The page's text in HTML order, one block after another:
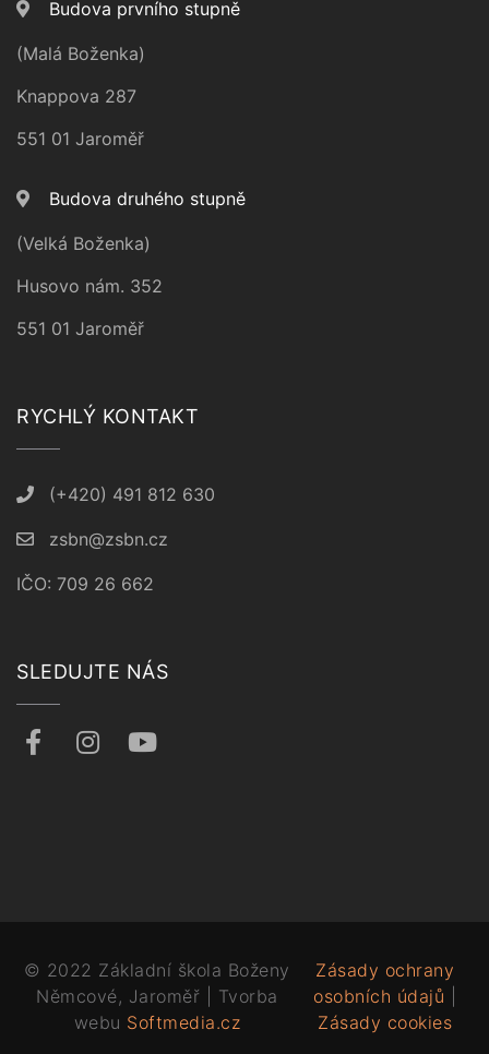
Budova prvního stupně
(Malá Boženka)
Knappova 287
551 01 Jaroměř
Budova druhého stupně
(Velká Boženka)
Husovo nám. 352
551 01 Jaroměř
RYCHLÝ KONTAKT
(+420) 491 812 630
zsbn@zsbn.cz
IČO: 709 26 662
SLEDUJTE NÁS
© 2022 Základní škola Boženy
Němcové, Jaroměř | Tvorba
webu Softmedia.cz
Zásady ochrany
osobních údajů
Zásady cookies